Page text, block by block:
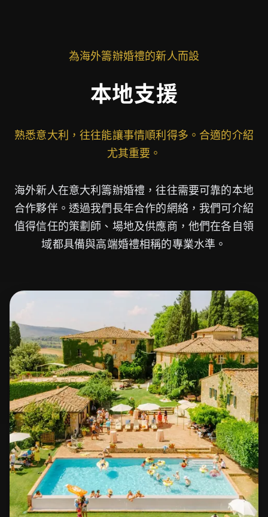
為海外籌辦婚禮的新人而設
本地支援
熟悉意大利，往往能讓事情順利得多。合適的介紹
尤其重要。
海外新人在意大利籌辦婚禮，往往需要可靠的本地
合作夥伴。透過我們長年合作的網絡，我們可介紹
值得信任的策劃師、場地及供應商，他們在各自領
域都具備與高端婚禮相稱的專業水準。